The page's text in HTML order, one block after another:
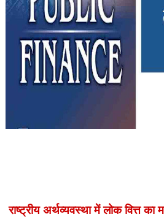
राष्ट्रीय अर्थव्यवस्था में लोक वित्त का